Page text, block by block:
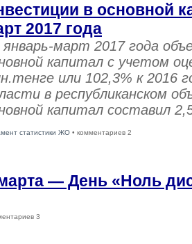
в основной
2017 года
январь-март 2017 года
капитал с учетом
или 102,3% к 2016
в республиканском
капитал составил
статистики ЖО • комментариев 2
— День «Ноль
3